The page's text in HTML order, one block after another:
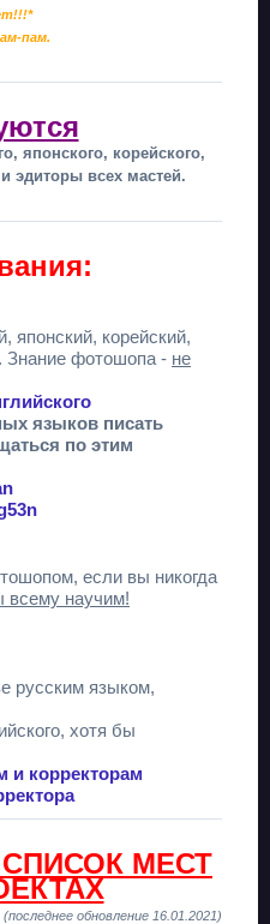
пам.
японского, корейского,
эдиторы всех мастей.
японский, корейский,
Знание фотошопа - не
языков писать
по этим
если вы никогда
всему научим!
русским языком,
хотя бы
и корректорам
МЕСТ
(последнее обновление 16.01.2021)